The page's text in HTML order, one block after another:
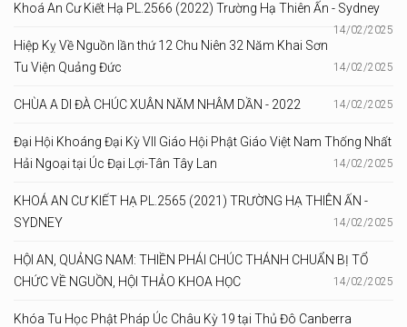
Khoá An Cư Kiết Hạ PL.2566 (2022) Trường Hạ Thiên Ấn - Sydney
14/02/2025
Hiệp Kỵ Về Nguồn lần thứ 12 Chu Niên 32 Năm Khai Sơn
Tu Viện Quảng Đức
14/02/2025
CHÙA A DI ĐÀ CHÚC XUÂN NĂM NHÂM DẦN - 2022 14/02/2025
Đại Hội Khoáng Đại Kỳ VII Giáo Hội Phật Giáo Việt Nam Thống Nhất
Hải Ngoại tại Úc Đại Lợi-Tân Tây Lan
14/02/2025
KHOÁ AN CƯ KIẾT HẠ PL.2565 (2021) TRƯỜNG HẠ THIÊN ẤN -
SYDNEY
14/02/2025
HỘI AN, QUẢNG NAM: THIỀN PHÁI CHÚC THÁNH CHUẨN BỊ TỔ
CHỨC VỀ NGUỒN, HỘI THẢO KHOA HỌC
14/02/2025
Khóa Tu Học Phật Pháp Úc Châu Kỳ 19 tại Thủ Đô Canberra